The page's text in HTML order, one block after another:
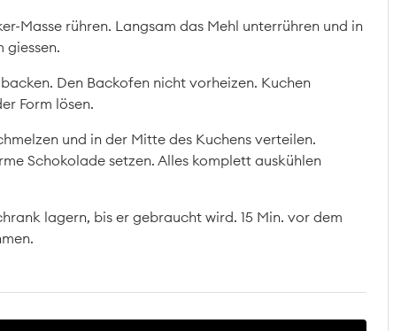
Masse rühren. Langsam das Mehl unterrühren und in
Den Backofen nicht vorheizen. Kuchen
Form lösen.
und in der Mitte des Kuchens verteilen.
Schokolade setzen. Alles komplett auskühlen
lagern, bis er gebraucht wird. 15 Min. vor dem